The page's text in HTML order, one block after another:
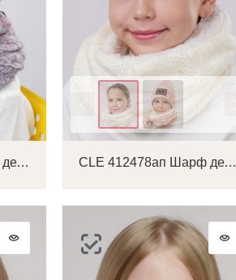
CLE 702980шп Шарф детский CLE 412478ап Шарф детский